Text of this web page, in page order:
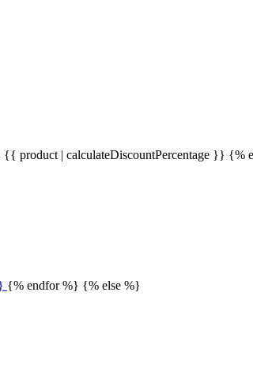
{{ product | calculateDiscountPercentage }} {%
{% endfor %} {% else %}